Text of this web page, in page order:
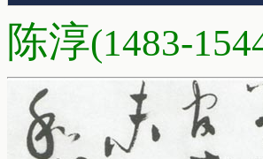
陈淳(1483-